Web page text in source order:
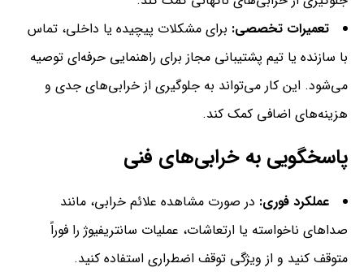
تعمیرات تخصصی: برای مشکلات پیچیده یا داخلی، تماس
با سازنده یا تیم پشتیبانی مجاز برای راهنمایی حرفه‌ای توصیه
می‌شود. این کار می‌تواند به جلوگیری از خرابی‌های جدی و
هزینه‌های اضافی کمک کند.
پاسخگویی به خرابی‌های فنی
عملکرد فوری: در صورت مشاهده علائم خرابی، مانند
صداهای ناخواسته یا ارتعاشات، عملیات سانتریفیوژ را فوراً
متوقف کنید و از ویژگی توقف اضطراری استفاده کنید.